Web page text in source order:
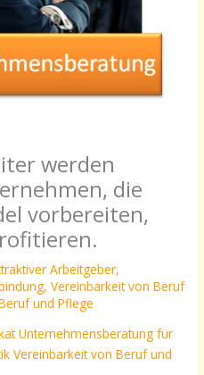
werden
die
vorbereiten,
Arbeitgeber,
,Vereinbarkeit von Beruf
und Pflege